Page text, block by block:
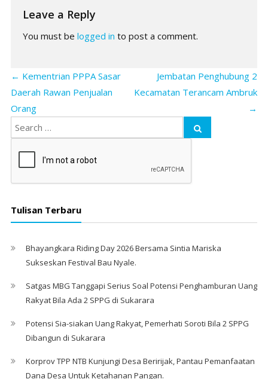
Leave a Reply
You must be logged in to post a comment.
← Kementrian PPPA Sasar
Daerah Rawan Penjualan
Orang
Jembatan Penghubung 2
Kecamatan Terancam Ambruk
→
Tulisan Terbaru
Bhayangkara Riding Day 2026 Bersama Sintia Mariska
Sukseskan Festival Bau Nyale. ‎
Satgas MBG Tanggapi Serius Soal Potensi Penghamburan Uang
Rakyat Bila Ada 2 SPPG di Sukarara
Potensi Sia-siakan Uang Rakyat, Pemerhati Soroti Bila 2 SPPG
Dibangun di Sukarara
Korprov TPP NTB Kunjungi Desa Beririjak, Pantau Pemanfaatan
Dana Desa Untuk Ketahanan Pangan.